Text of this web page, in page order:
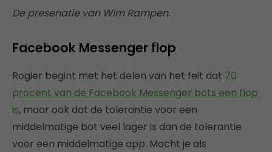
De presenatie van Wim Rampen.
Facebook Messenger flop
Rogier begint met het delen van het feit dat 70
procent van de Facebook Messenger bots een flop
is, maar ook dat de tolerantie voor een
middelmatige bot veel lager is dan de tolerantie
voor een middelmatige app. Mocht je als